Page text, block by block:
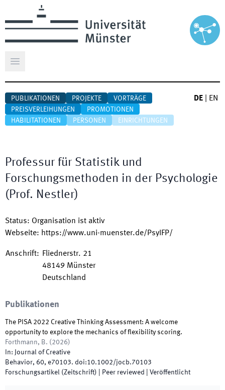
Hauptmenü öffnen
PUBLIKATIONEN PROJEKTE
VORTRÄGE
PREISVERLEIHUNGEN
PROMOTIONEN
HABILITATIONEN
PERSONEN EINRICHTUNGEN
DE EN
Professur für Statistik und
Forschungsmethoden in der Psychologie
(Prof. Nestler)
Status: Organisation ist aktiv
Webseite: https://www.uni-muenster.de/PsyIFP/
Anschrift: Fliednerstr. 21
48149 Münster
Deutschland
Publikationen
The PISA 2022 Creative Thinking Assessment: A welcome
opportunity to explore the mechanics of flexibility scoring.
Forthmann, B. ( 2026)
In: Journal of Creative
Behavior, 60, e70103. doi:10.1002/jocb.70103
Forschungsartikel (Zeitschrift) | Peer reviewed Veröffentlicht